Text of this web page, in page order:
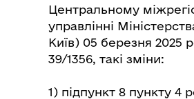
Центральному
управлінні
Київ) 05 березня 2025
39/1356, такі зміни:
1) підпункт 8 пункту 4